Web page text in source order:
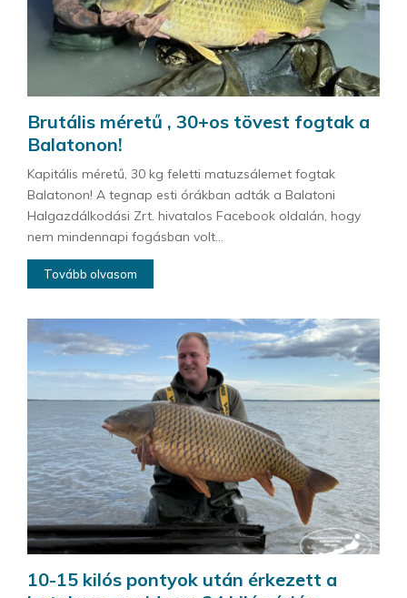
Brutális méretű , 30+os tövest fogtak a
Balatonon!
Kapitális méretű, 30 kg feletti matuzsálemet fogtak
Balatonon! A tegnap esti órákban adták a Balatoni
Halgazdálkodási Zrt. hivatalos Facebook oldalán, hogy
nem mindennapi fogásban volt...
Tovább olvasom
10-15 kilós pontyok után érkezett a